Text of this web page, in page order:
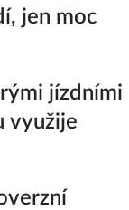
jen moc
jízdními
využije